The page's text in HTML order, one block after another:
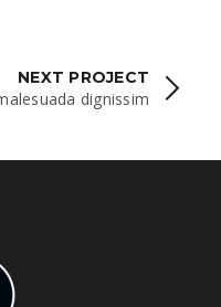
NEXT PROJECT
dignissim